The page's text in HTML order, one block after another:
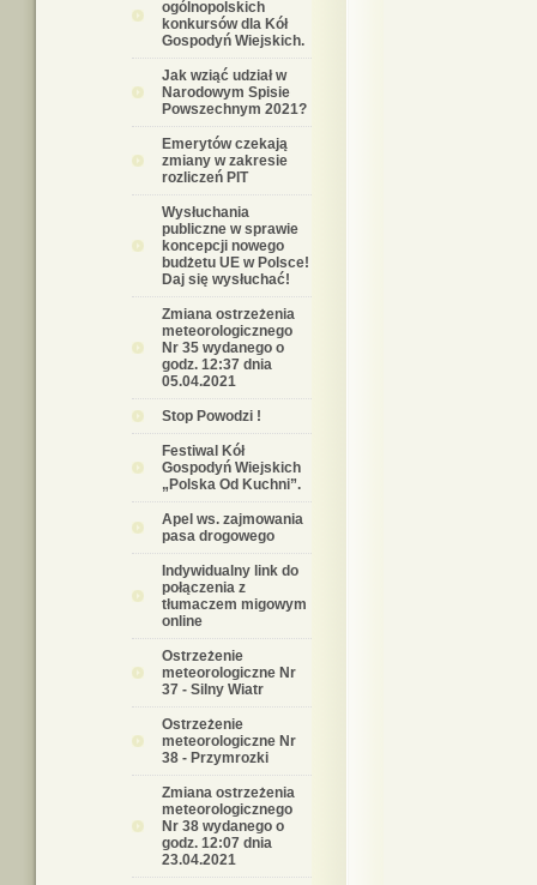
ogólnopolskich
konkursów dla Kół
Gospodyń Wiejskich.
Jak wziąć udział w
Narodowym Spisie
Powszechnym 2021?
Emerytów czekają
zmiany w zakresie
rozliczeń PIT
Wysłuchania
publiczne w sprawie
koncepcji nowego
budżetu UE w Polsce!
Daj się wysłuchać!
Zmiana ostrzeżenia
meteorologicznego
Nr 35 wydanego o
godz. 12:37 dnia
05.04.2021
Stop Powodzi !
Festiwal Kół
Gospodyń Wiejskich
„Polska Od Kuchni”.
Apel ws. zajmowania
pasa drogowego
Indywidualny link do
połączenia z
tłumaczem migowym
online
Ostrzeżenie
meteorologiczne Nr
37 - Silny Wiatr
Ostrzeżenie
meteorologiczne Nr
38 - Przymrozki
Zmiana ostrzeżenia
meteorologicznego
Nr 38 wydanego o
godz. 12:07 dnia
23.04.2021